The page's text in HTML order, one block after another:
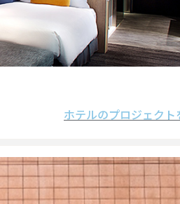
ホテルのプロジェクト